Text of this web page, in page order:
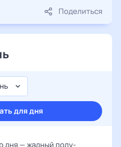
Поделиться
для дня
дня — жадный полу-